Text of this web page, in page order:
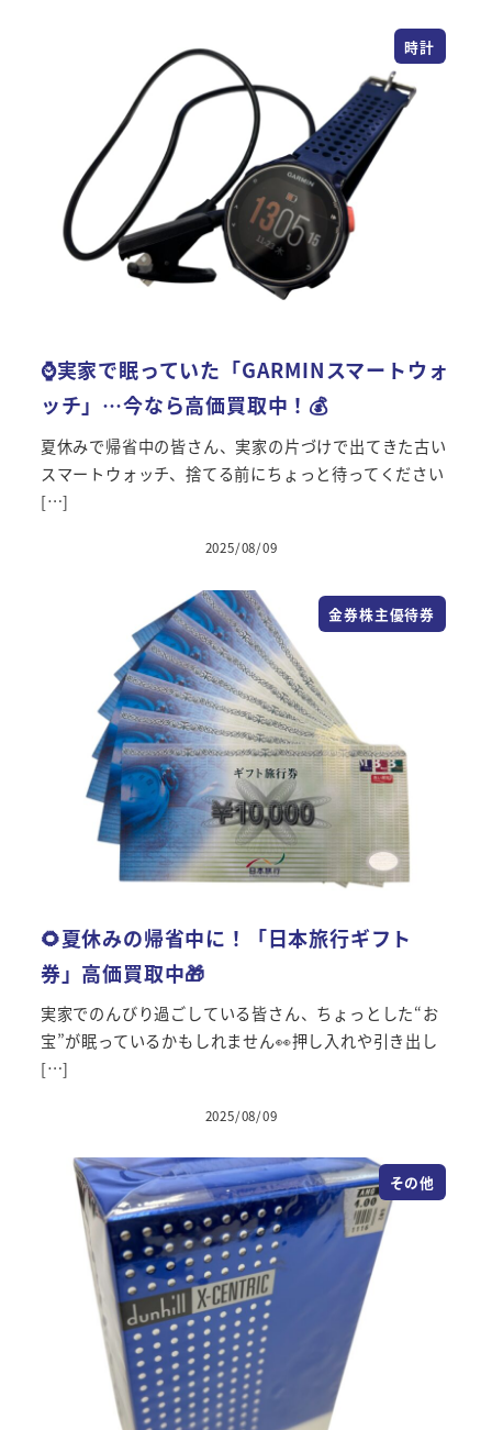
時計
⌚実家で眠っていた「GARMINスマートウォ
ッチ」…今なら高価買取中！💰
夏休みで帰省中の皆さん、実家の片づけで出てきた古い
スマートウォッチ、捨てる前にちょっと待ってください
[…]
投稿日
2025/08/09
金券株主優待券
🌻夏休みの帰省中に！「日本旅行ギフト
券」高価買取中🎁
実家でのんびり過ごしている皆さん、ちょっとした“お
宝”が眠っているかもしれません👀押し入れや引き出し
[…]
投稿日
2025/08/09
その他